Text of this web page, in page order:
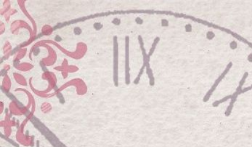
Παράκαμψη προς το κυρίως περιεχόμενο